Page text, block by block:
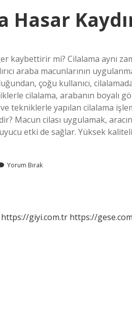
Hasar
kaybettirir mi? Cilalama aynı
araba macunlarının
çoğu kullanıcı,
cilalama, arabanın boyalı
tekniklerle yapılan cilalama
Macun cilası uygulamak,
etki de sağlar. Yüksek
Yorum Bırak
https://giyi.com.tr https://